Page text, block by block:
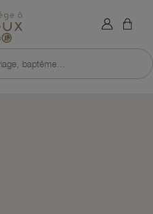
Retour à l'accueil du site
baptême...
×